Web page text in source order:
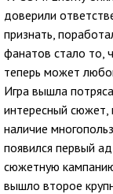
доверили
признать,
фанатов стало то,
теперь может
Игра вышла
интересный сюжет,
наличие
появился первый
сюжетную кампанию
вышло второе